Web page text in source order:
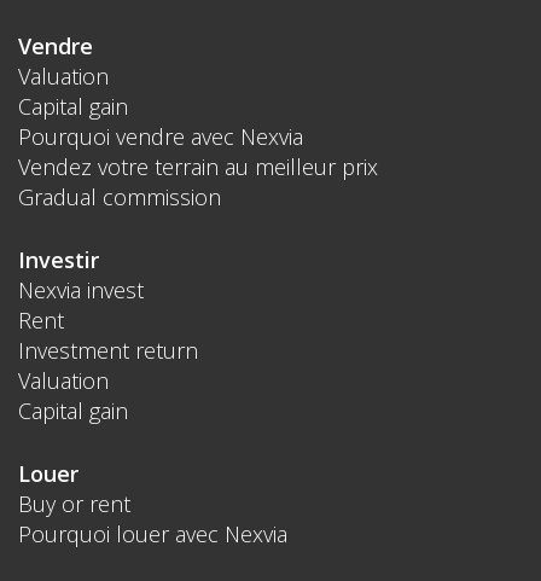
Vendre
Valuation
Capital gain
Pourquoi vendre avec Nexvia
Vendez votre terrain au meilleur prix
Gradual commission
Investir
Nexvia invest
Rent
Investment return
Valuation
Capital gain
Louer
Buy or rent
Pourquoi louer avec Nexvia